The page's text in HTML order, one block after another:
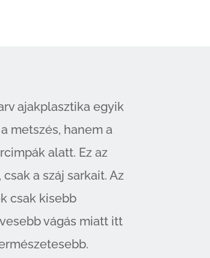
ajakplasztika egyik
metszés, hanem a
alatt. Ez az
a száj sarkait. Az
csak kisebb
vágás miatt itt